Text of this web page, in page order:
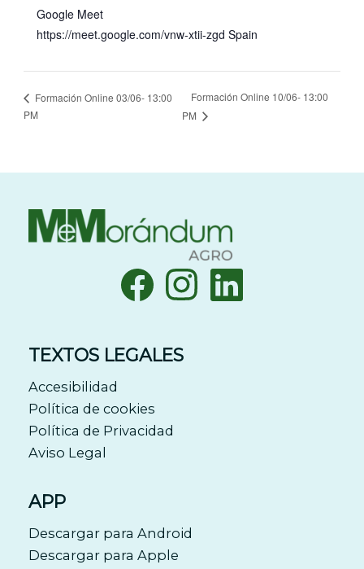
Google Meet
https://meet.google.com/vnw-xtii-zgd Spain
Formación Online 03/06- 13:00
PM
Formación Online 10/06- 13:00
PM
TEXTOS LEGALES
Accesibilidad
Política de cookies
Política de Privacidad
Aviso Legal
APP
Descargar para Android
Descargar para Apple